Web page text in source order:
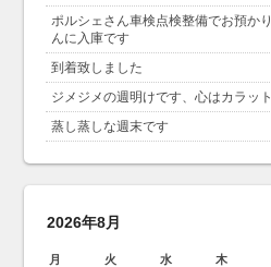
ポルシェさん車検点検整備でお預か
んに入庫です
到着致しました
ジメジメの週明けです、心はカラッ
蒸し蒸しな週末です
2026年8月
月 火 水 木